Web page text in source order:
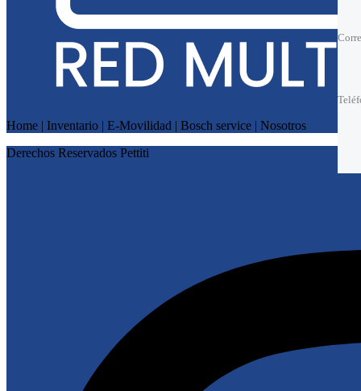
Home | Inventario | E-Movilidad | Bosch service | Nosotros
Derechos Reservados Pettiti